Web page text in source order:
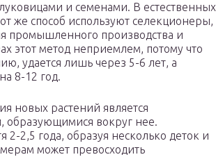
и семенами. В естественных
же способ используют селекционеры,
промышленного производства и
этот метод неприемлем, потому что
удается лишь через 5-6 лет, а
8-12 год.
новых растений является
образующимися вокруг нее.
2-2,5 года, образуя несколько деток и
может превосходить